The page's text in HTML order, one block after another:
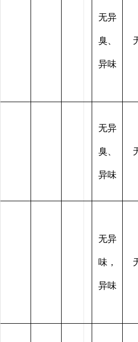
无异
臭、
异味
无异
臭、
异味
无异
味，
异味